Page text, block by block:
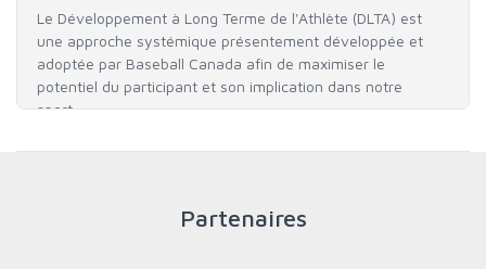
Le Développement à Long Terme de l'Athlète (DLTA) est
une approche systémique présentement développée et
adoptée par Baseball Canada afin de maximiser le
potentiel du participant et son implication dans notre
sport.
Partenaires